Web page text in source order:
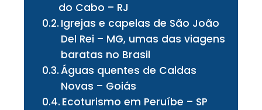
do Cabo – RJ
Igrejas e capelas de São João
Del Rei – MG, umas das viagens
baratas no Brasil
Águas quentes de Caldas
Novas – Goiás
Ecoturismo em Peruíbe – SP